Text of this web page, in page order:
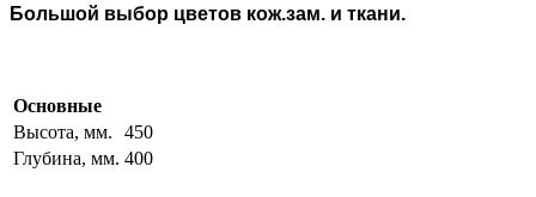
Большой выбор цветов кож.зам. и ткани.
Основные
Высота, мм.
450
Глубина, мм. 400